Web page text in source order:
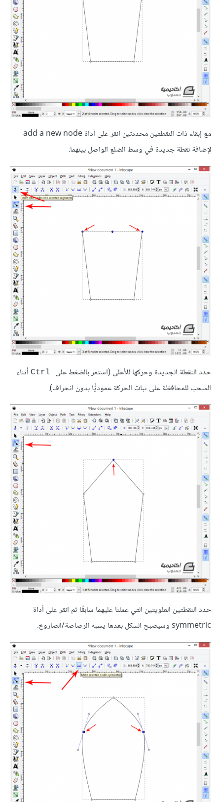
مع إبقاء ذات النقطتين محددتين انقر على أداة add a new node
لإضافة نقطة جديدة في وسط الضلع الواصل بينهما.
حدد النقطة الجديدة وحركها للأعلى (استمر بالضغط على
أثناء
السحب للمحافظة على ثبات الحركة عموديًّا بدون انحراف).
حدد النقطتين العلويتين التي عملنا عليهما سابقًا ثم انقر على أداة
symmetric وسيصبح الشكل بعدها يشبه الرصاصة/الصاروخ.